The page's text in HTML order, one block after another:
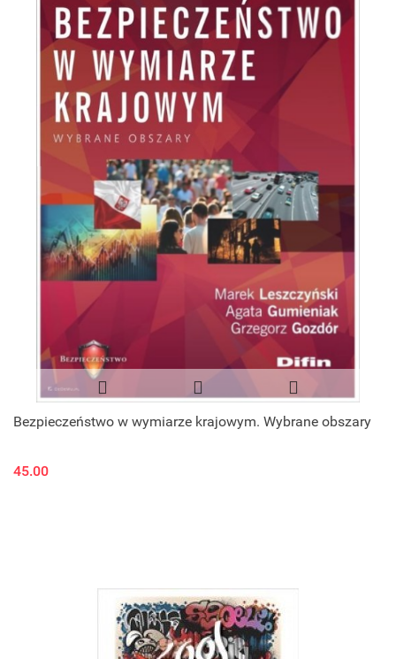
Bezpieczeństwo w wymiarze krajowym. Wybrane obszary
45.00